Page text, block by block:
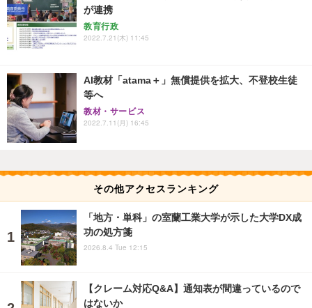
が連携
教育行政
2022.7.21(木) 11:45
AI教材「atama＋」無償提供を拡大、不登校生徒
等へ
教材・サービス
2022.7.11(月) 16:45
その他アクセスランキング
「地方・単科」の室蘭工業大学が示した大学DX成
功の処方箋
2026.8.4 Tue 12:15
【クレーム対応Q&A】通知表が間違っているので
はないか